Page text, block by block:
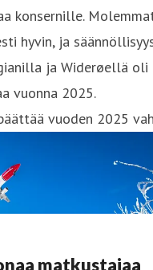
konsernille.
hyvin, ja
ja Widerøellä oli
vuonna 2025.
vuoden 2025
matkustajaa